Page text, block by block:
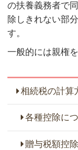
の扶養義務者で
除しきれない部
す。
一般的には親権
相続税の計算
各種控除に
贈与税額控除